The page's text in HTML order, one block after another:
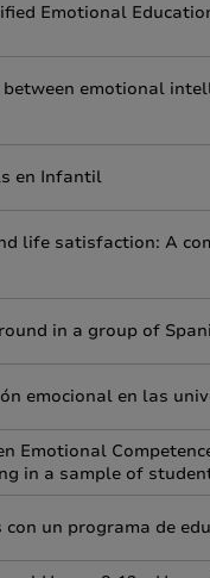
Emotional
emotional
en Infantil
life satisfaction: A
in a group of
emocional en las
Emotional
in a sample of
un programa de